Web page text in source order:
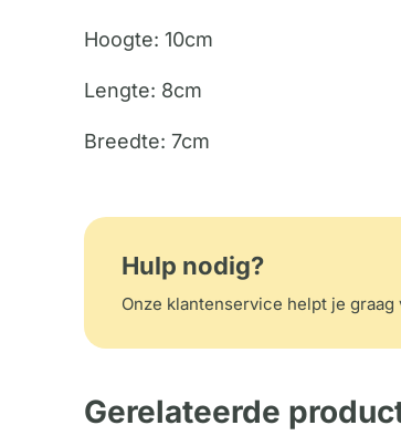
Hoogte: 10cm
Lengte: 8cm
Breedte: 7cm
Hulp nodig?
Onze klantenservice helpt je
Gerelateerde